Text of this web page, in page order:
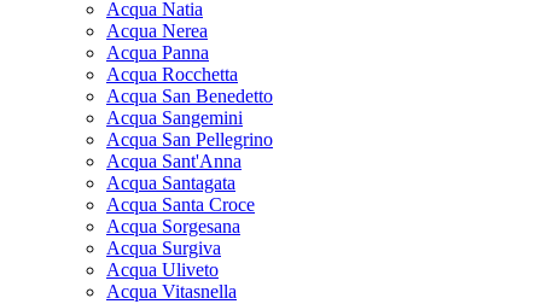
Acqua Natia
Acqua Nerea
Acqua Panna
Acqua Rocchetta
Acqua San Benedetto
Acqua Sangemini
Acqua San Pellegrino
Acqua Sant'Anna
Acqua Santagata
Acqua Santa Croce
Acqua Sorgesana
Acqua Surgiva
Acqua Uliveto
Acqua Vitasnella